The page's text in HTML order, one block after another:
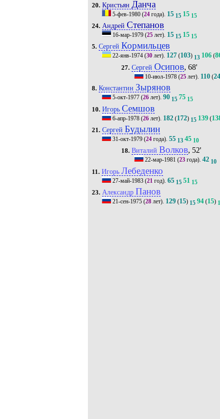
20. Кристьян Данча
5-фев-1980(24года). 15 15 15 15
24. Андрей Степанов
16-мар-1979(25лет). 15 15 15 15
5. Сергей Кормильцев
22-янв-1974(30лет). 127(103) 13 106(
27. Сергей Осипов, 68'
10-июл-1978 (25 лет). 110 (
8. Константин Зырянов
5-окт-1977(26лет). 90 15 75 15
10. Игорь Семшов
6-апр-1978(26лет). 182(172) 15 139(
21. Сергей Будылин
31-окт-1979(24года). 55 13 45 10
18. Виталий Волков, 52'
22-мар-1981 (23 года).42 10
11. Игорь Лебеденко
27-май-1983(21 год). 65 15 51 15
23. Александр Панов
21-сен-1975(28лет). 129(15) 15 94(15)